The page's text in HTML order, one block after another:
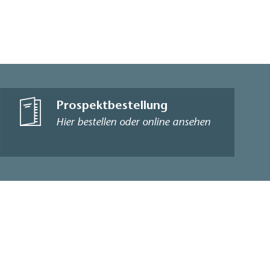
Prospektbestellung
Hier bestellen oder online ansehen